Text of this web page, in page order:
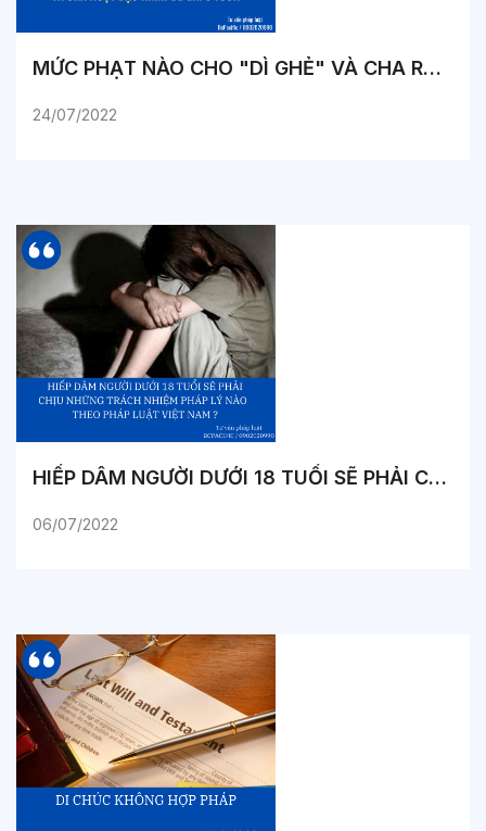
MỨC PHẠT NÀO CHO "DÌ GHẺ" VÀ CHA RUỘT BẠO HÀNH BÉ GÁI 8 TUỔI?
24/07/2022
HIẾP DÂM NGƯỜI DƯỚI 18 TUỔI SẼ PHẢI CHỊU NHỮNG TRÁCH NHIỆM PHÁP LÝ NÀO THEO PHÁP LUẬT VIỆT NAM ?
06/07/2022